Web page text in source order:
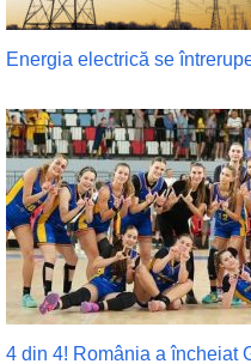
Energia electrică se
4 din 4! România a încheiat